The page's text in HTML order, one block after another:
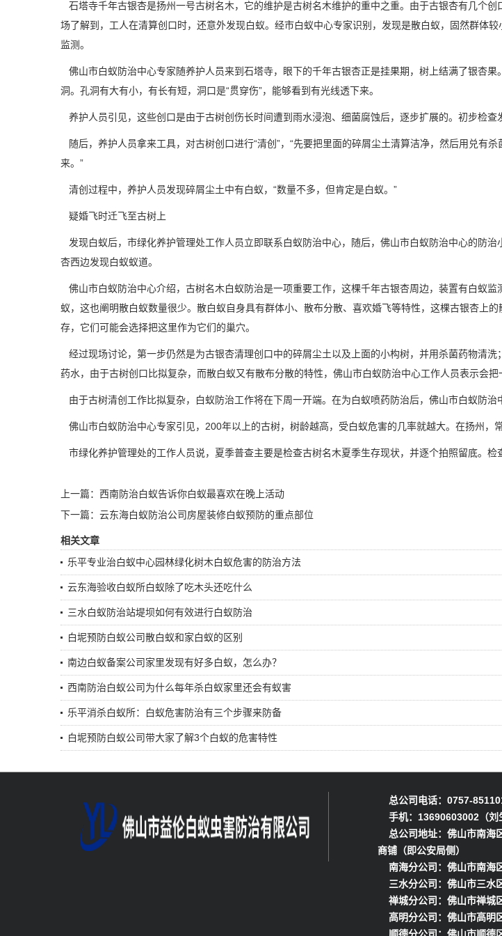
石塔寺千年古银杏是扬州一号古树名木，它的维护是古树名木维护的重中之重。由于古银杏有几个
场了解到，工人在清算创口时，还意外发现白蚁。经市白蚁中心专家识别，发现是散白蚁，固然群体
监测。
佛山市白蚁防治中心专家随养护人员来到石塔寺，眼下的千年古银杏正是挂果期，树上结满了银杏
洞。孔洞有大有小，有长有短，洞口是“贯穿伤”，能够看到有光线透下来。
养护人员引见，这些创口是由于古树创伤长时间遭到雨水浸泡、细菌腐蚀后，逐步扩展的。初步检查
随后，养护人员拿来工具，对古树创口进行“清创”，“先要把里面的碎屑尘土清算洁净，然后用兑有
来。”
清创过程中，养护人员发现碎屑尘土中有白蚁，“数量不多，但肯定是白蚁。”
疑婚飞时迁飞至古树上
发现白蚁后，市绿化养护管理处工作人员立即联系白蚁防治中心，随后，佛山市白蚁防治中心的防
杏西边发现白蚁蚁道。
佛山市白蚁防治中心介绍，古树名木白蚁防治是一项重要工作，这棵千年古银杏周边，装置有白蚁
蚁，这也阐明散白蚁数量很少。 散白蚁自身具有群体小、散布分散、喜欢婚飞等特性，这棵古银杏上
存，它们可能会选择把这里作为它们的巢穴。
经过现场讨论，第一步仍然是为古银杏清理创口中的碎屑尘土以及上面的小构树，并用杀菌药物清
药水，由于古树创口比拟复杂，而散白蚁又有散布分散的特性，佛山市白蚁防治中心工作人员表示会
由于古树清创工作比拟复杂，白蚁防治工作将在下周一开端。在为白蚁喷药防治后，佛山市白蚁防
佛山市白蚁防治中心专家引见，200年以上的古树，树龄越高，受白蚁危害的几率就越大。在扬州，
市绿化养护管理处的工作人员说，夏季普查主要是检查古树名木夏季生存现状，并逐个拍照留底。检
上一篇： 西南防治白蚁告诉你白蚁最喜欢在晚上活动
下一篇： 云东海白蚁防治公司房屋装修白蚁预防的重点部位
相关文章
乐平专业治白蚁中心园林绿化树木白蚁危害的防治方法
云东海验收白蚁所白蚁除了吃木头还吃什么
三水白蚁防治站堤坝如何有效进行白蚁防治
白坭预防白蚁公司散白蚁和家白蚁的区别
南边白蚁备案公司家里发现有好多白蚁，怎么办？
西南防治白蚁公司为什么每年杀白蚁家里还会有蚁害
乐平消杀白蚁所：白蚁危害防治有三个步骤来防备
白坭预防白蚁公司带大家了解3个白蚁的危害特性
总公司电话：0757-
手机：13690603002（刘
总公司地址：佛山市南海
商铺（即公安局侧）
南海分公司：佛山市南海
三水分公司：佛山市三水
禅城分公司：佛山市禅城
高明分公司：佛山市高明